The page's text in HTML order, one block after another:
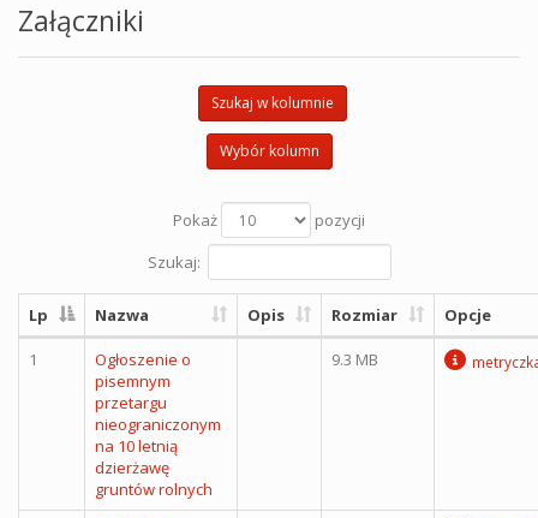
Załączniki
Szukaj w kolumnie
Wybór kolumn
Pokaż
pozycji
Szukaj:
Lp Nazwa Opis Rozmiar Opcje
1
Ogłoszenie o
pisemnym
przetargu
nieograniczonym
na 10 letnią
dzierżawę
gruntów rolnych
9.3 MB